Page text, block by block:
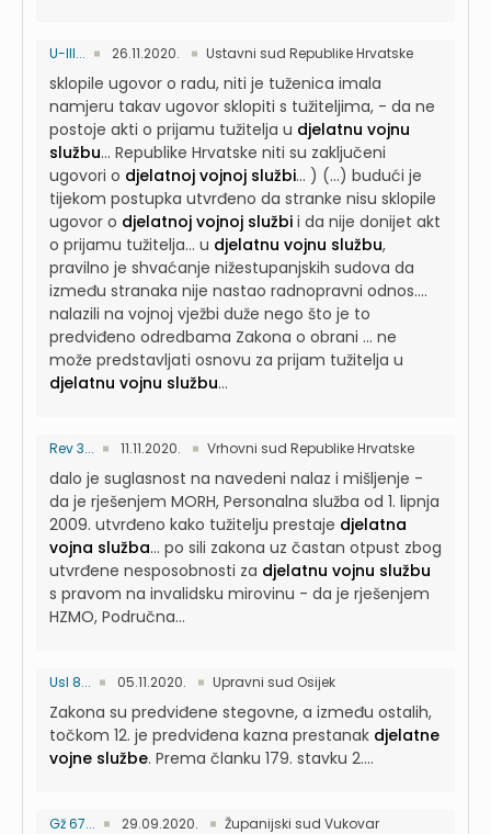
U-III... 26.11.2020. Ustavni sud Republike Hrvatske
sklopile ugovor o radu, niti je tuženica imala
namjeru takav ugovor sklopiti s tužiteljima, - da ne
postoje akti o prijamu tužitelja u djelatnu vojnu
službu... Republike Hrvatske niti su zaključeni
ugovori o djelatnoj vojnoj službi... ) (...) budući je
tijekom postupka utvrđeno da stranke nisu sklopile
ugovor o djelatnoj vojnoj službi i da nije donijet akt
o prijamu tužitelja... u djelatnu vojnu službu,
pravilno je shvaćanje nižestupanjskih sudova da
između stranaka nije nastao radnopravni odnos....
nalazili na vojnoj vježbi duže nego što je to
predviđeno odredbama Zakona o obrani ... ne
može predstavljati osnovu za prijam tužitelja u
djelatnu vojnu službu...
Rev 3... 11.11.2020. Vrhovni sud Republike Hrvatske
dalo je suglasnost na navedeni nalaz i mišljenje -
da je rješenjem MORH, Personalna služba od 1. lipnja
2009. utvrđeno kako tužitelju prestaje djelatna
vojna služba... po sili zakona uz častan otpust zbog
utvrđene nesposobnosti za djelatnu vojnu službu
s pravom na invalidsku mirovinu - da je rješenjem
HZMO, Područna...
UsI 8... 05.11.2020. Upravni sud Osijek
Zakona su predviđene stegovne, a između ostalih,
točkom 12. je predviđena kazna prestanak djelatne
vojne službe. Prema članku 179. stavku 2....
Gž 67... 29.09.2020. Županijski sud Vukovar